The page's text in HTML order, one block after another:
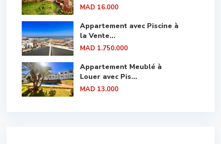
MAD 16.000
Appartement avec Piscine à
la Vente...
MAD 1.750.000
Appartement Meublé à
Louer avec Pis...
MAD 13.000